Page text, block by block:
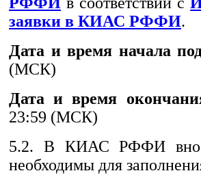
заявки в КИАС РФФИ.
Дата и время начала
(МСК)
Дата и время
23:59 (МСК)
5.2. В КИАС РФФИ
необходимы для